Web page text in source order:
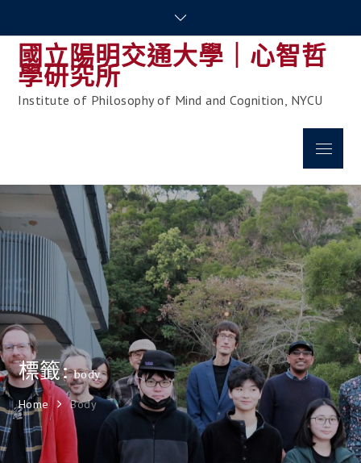
content國立陽明交通大學｜心智哲
學研究所
Institute of Philosophy of Mind and Cognition, NYCU
Menu
標籤:body
Home Body